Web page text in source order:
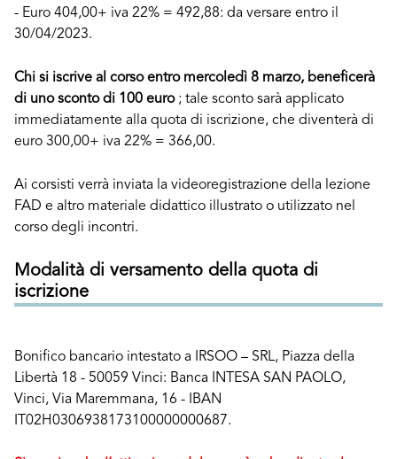
- Euro 404,00+ iva 22% = 492,88: da versare entro il
30/04/2023.
Chi si iscrive al corso entro mercoledì 8 marzo, beneficerà
di uno sconto di 100 euro ; tale sconto sarà applicato
immediatamente alla quota di iscrizione, che diventerà di
euro 300,00+ iva 22% = 366,00.
Ai corsisti verrà inviata la videoregistrazione della lezione
FAD e altro materiale didattico illustrato o utilizzato nel
corso degli incontri.
Modalità di versamento della quota di
iscrizione
Bonifico bancario intestato a IRSOO – SRL, Piazza della
Libertà 18 - 50059 Vinci: Banca INTESA SAN PAOLO,
Vinci, Via Maremmana, 16 - IBAN
IT02H0306938173100000000687.